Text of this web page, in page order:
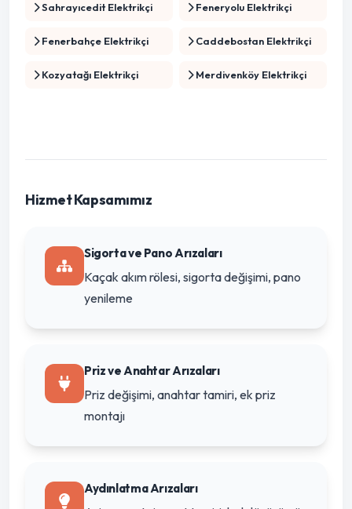
Sahrayıcedit Elektrikçi Feneryolu Elektrikçi
Fenerbahçe Elektrikçi Caddebostan Elektrikçi
Kozyatağı Elektrikçi Merdivenköy Elektrikçi
Hizmet Kapsamımız
Sigorta ve Pano Arızaları
Kaçak akım rölesi, sigorta değişimi, pano
yenileme
Priz ve Anahtar Arızaları
Priz değişimi, anahtar tamiri, ek priz
montajı
Aydınlatma Arızaları